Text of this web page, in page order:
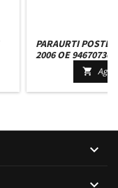
PARAURTI
2006 OE
CON 4 FORI

